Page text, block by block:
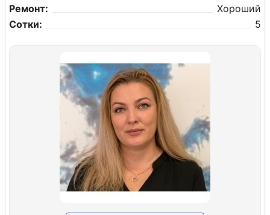
Ремонт:
Хороший
Сотки:
5